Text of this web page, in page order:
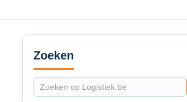
Secondary
Sidebar
Zoeken